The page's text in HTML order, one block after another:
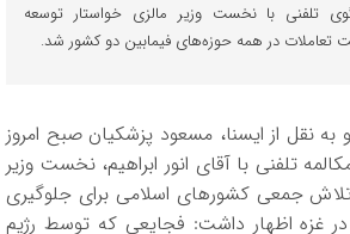
تلفنی با نخست وزیر مالزی خواستار توسعه
تعاملات در همه حوزه‌های فیمابین دو کشور شد.
به نقل از ایسنا، مسعود پزشکیان صبح امروز
در مکالمه تلفنی با آقای انور ابراهیم، نخست وزیر
تلاش جمعی کشور‌های اسلامی برای جلوگیری
در غزه اظهار داشت: فجایعی که توسط رژیم